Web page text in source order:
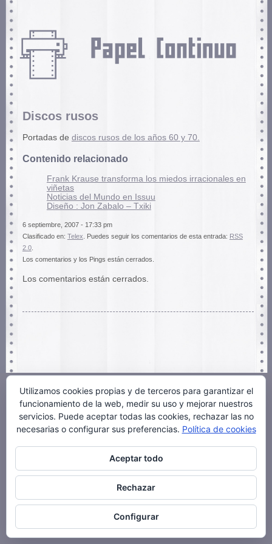
Discos rusos
Portadas de discos rusos de los años 60 y 70.
Contenido relacionado
Frank Krause transforma los miedos irracionales en
viñetas
Noticias del Mundo en Issuu
Diseño : Jon Zabalo – Txiki
6 septiembre, 2007 - 17:33 pm
Clasificado en: Telex . Puedes seguir los comentarios de esta entrada: RSS
2.0.
Los comentarios y los Pings están cerrados.
Los comentarios están cerrados.
Utilizamos cookies propias y de terceros para garantizar el
funcionamiento de la web, medir su uso y mejorar nuestros
servicios. Puede aceptar todas las cookies, rechazar las no
necesarias o configurar sus preferencias. Política de cookies
Aceptar todo
Rechazar
Configurar